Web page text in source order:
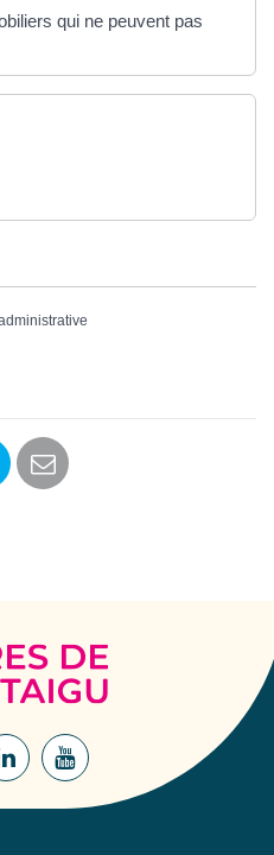
qui ne peuvent pas
Terres
de
Lien
Lien